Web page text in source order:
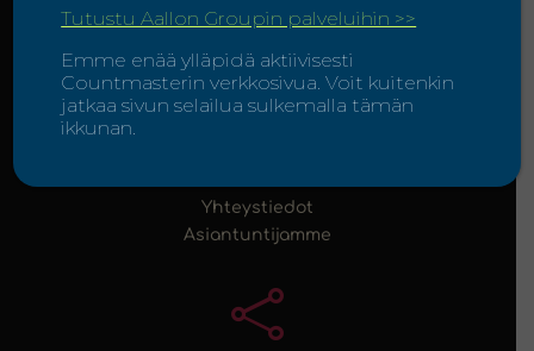

Yhteystiedot
Asiantuntijamme

Tutustu Aallon Groupin palveluihin >>
Emme enää ylläpidä aktiivisesti
Countmasterin verkkosivua. Voit kuitenkin
jatkaa sivun selailua sulkemalla tämän
ikkunan.